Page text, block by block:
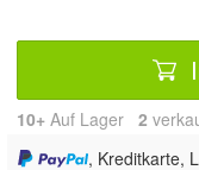
10+ Auf Lager 2
, Kreditkarte,